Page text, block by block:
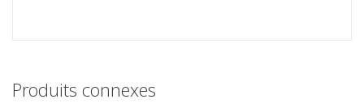
Produits connexes